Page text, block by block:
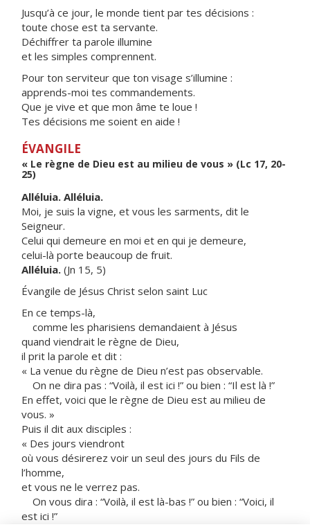
Jusqu’à ce jour, le monde tient par tes décisions :
toute chose est ta servante.
Déchiffrer ta parole illumine
et les simples comprennent.
Pour ton serviteur que ton visage s’illumine :
apprends-moi tes commandements.
Que je vive et que mon âme te loue !
Tes décisions me soient en aide !
ÉVANGILE
« Le règne de Dieu est au milieu de vous » (Lc 17, 20-
25)
Alléluia. Alléluia.
Moi, je suis la vigne, et vous les sarments, dit le
Seigneur.
Celui qui demeure en moi et en qui je demeure,
celui-là porte beaucoup de fruit.
Alléluia. (Jn 15, 5)
Évangile de Jésus Christ selon saint Luc
En ce temps-là,
comme les pharisiens demandaient à Jésus
quand viendrait le règne de Dieu,
il prit la parole et dit :
« La venue du règne de Dieu n’est pas observable.
On ne dira pas : “Voilà, il est ici !” ou bien : “Il est là !”
En effet, voici que le règne de Dieu est au milieu de
vous. »
Puis il dit aux disciples :
« Des jours viendront
où vous désirerez voir un seul des jours du Fils de
l’homme,
et vous ne le verrez pas.
On vous dira : “Voilà, il est là-bas !” ou bien : “Voici, il
est ici !”